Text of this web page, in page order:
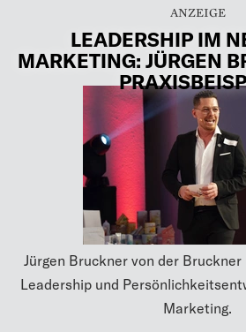
LEADERSHIP IM
MARKETING: JÜRGEN
Jürgen Bruckner von der Bruckner
Leadership und
Marketing.